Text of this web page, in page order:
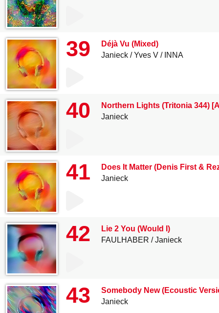
39
Déjà Vu (Mixed)
Janieck
Yves V INNA
40
Northern Lights (Tritonia 344)
Janieck
41
Does It Matter (Denis First &
Janieck
42
Lie 2 You (Would I)
FAULHABER
Janieck
43
Somebody New (Ecoustic
Janieck